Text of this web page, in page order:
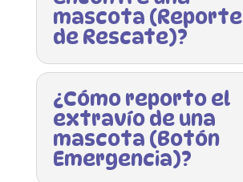
mascota (Reporte
de Rescate)?
¿Cómo reporto el
extravío de una
mascota (Botón
Emergencia)?